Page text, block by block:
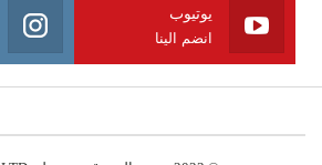
يوتيوب
انضم الينا